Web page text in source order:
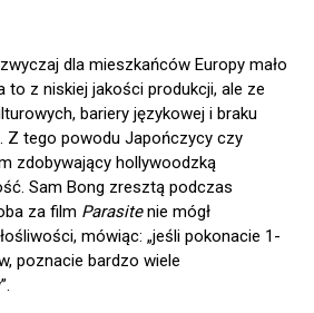
dla mieszkańców Europy mało
to z niskiej jakości produkcji, ale ze
bariery językowej i braku
Z tego powodu Japończycy czy
zdobywający hollywoodzką
Sam Bong zresztą podczas
za film Parasitenie mógł
mówiąc: „jeśli pokonacie 1-
poznacie bardzo wiele